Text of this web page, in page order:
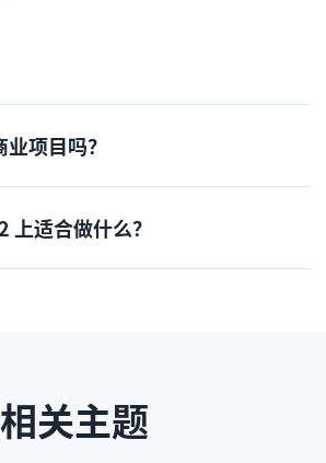
项目吗？
上适合做什么？
关主题